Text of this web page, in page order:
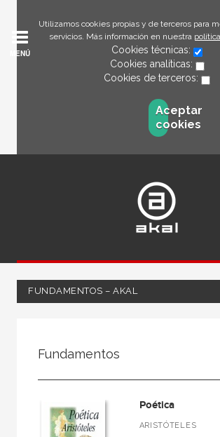
Utilizamos cookies propias y de terceros para
servicios. Más información en nuestra
Cookies técnicas:
Cookies analíticas:
Cookies de terceros:
Aceptar
cookies
MENÚ
FUNDAMENTOS – AKAL
Ciencias humanas y sociales
Lengua y literatura
Teoría literaria
Fundamentos
Poética
ARISTÓTELES